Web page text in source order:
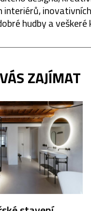
hudby a veškeré
ZAJÍMAT